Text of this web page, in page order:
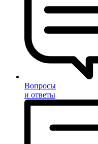
Вопросы
и ответы